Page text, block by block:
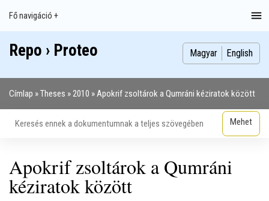
Main
navigation
Fő navigáció +
Index
Publikációk
Szakdolgozatok
Képek
Szerzők
Repo › Proteo Magyar English
Címlap Theses 2010 Apokrif zsoltárok a Qumráni kéziratok között
Apokrif zsoltárok a Qumráni
kéziratok között